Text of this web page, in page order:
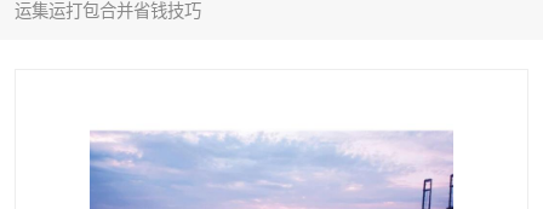
运集运打包合并省钱技巧